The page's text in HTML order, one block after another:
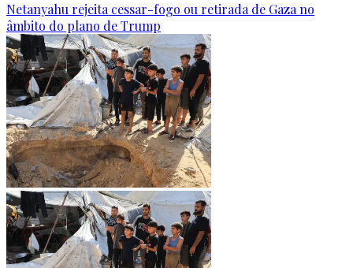
Netanyahu rejeita cessar-fogo ou retirada de Gaza no
âmbito do plano de Trump